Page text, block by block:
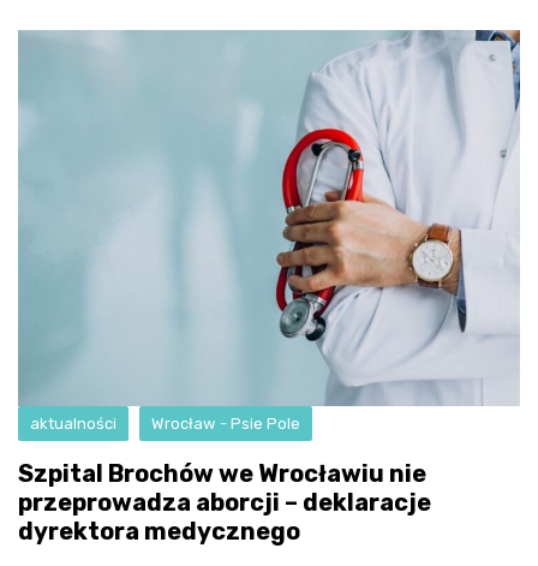
aktualności Wrocław - Psie Pole
Szpital Brochów we Wrocławiu nie
przeprowadza aborcji – deklaracje
dyrektora medycznego